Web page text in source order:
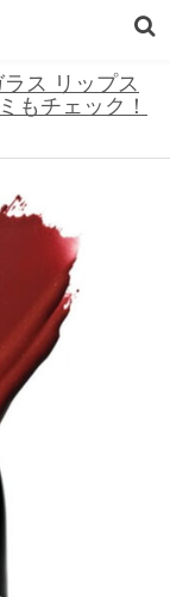
ス リップス
もチェック！